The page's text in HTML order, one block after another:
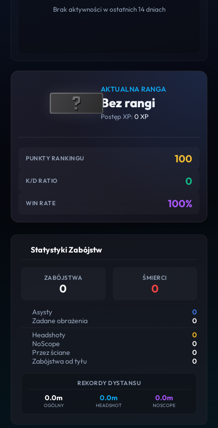
Brak aktywności w ostatnich 14 dniach
AKTUALNA RANGA
Bez rangi
Postęp XP: 0 XP
PUNKTY RANKINGU 100
K/D RATIO 0
WIN RATE 100%
Statystyki Zabójstw
ZABÓJSTWA
0
ŚMIERCI
0
Asysty
0
Zadane obrażenia
0
Headshoty
0
NoScope
0
Przez ściane
0
Zabójstwa od tyłu
0
REKORDY DYSTANSU
0.0m
OGÓLNY
0.0m
HEADSHOT
0.0m
NOSCOPE